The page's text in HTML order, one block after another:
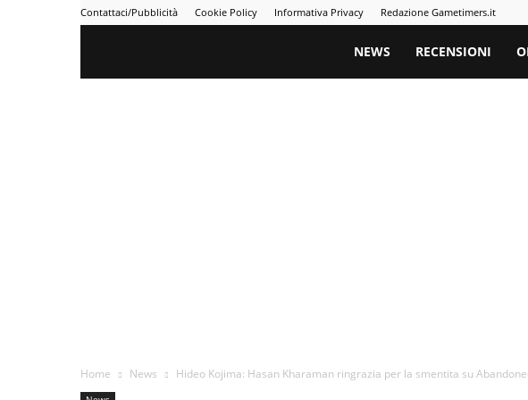
Contattaci/Pubblicità Cookie Policy Informativa Privacy Redazione Gametimers.it
Gametimers
NEWS RECENSIONI
Home News Hideo Kojima: Hasan Kharaman ringrazia per la smentita su